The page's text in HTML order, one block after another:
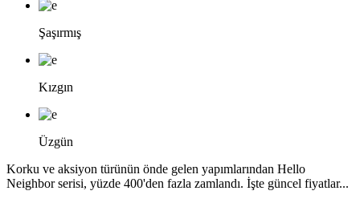
Şaşırmış
Kızgın
Üzgün
Korku ve aksiyon türünün önde gelen yapımlarından Hello
Neighbor serisi, yüzde 400'den fazla zamlandı. İşte güncel fiyatlar...